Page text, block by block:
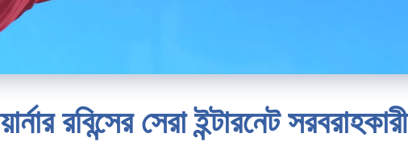
রবিন্সের সেরা ইন্টারনেট সরবরাহকারী